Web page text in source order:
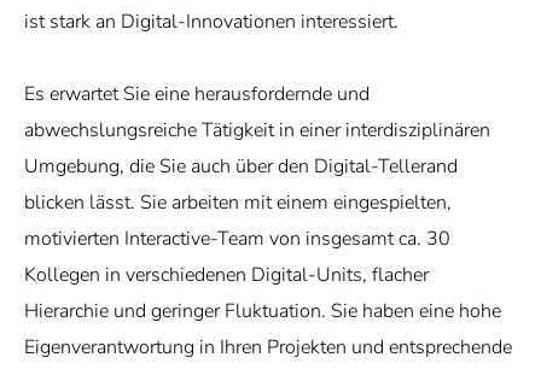
ist stark an Digital-Innovationen interessiert.
Es erwartet Sie eine herausfordernde und
abwechslungsreiche Tätigkeit in einer interdisziplinären
Umgebung, die Sie auch über den Digital-Tellerand
blicken lässt. Sie arbeiten mit einem eingespielten,
motivierten Interactive-Team von insgesamt ca. 30
Kollegen in verschiedenen Digital-Units, flacher
Hierarchie und geringer Fluktuation. Sie haben eine hohe
Eigenverantwortung in Ihren Projekten und entsprechende